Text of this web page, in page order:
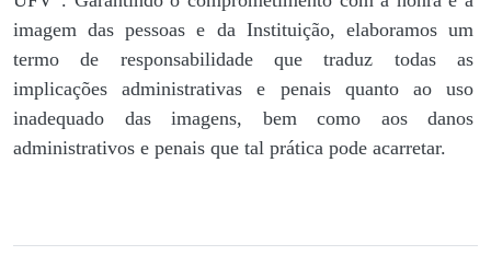
imagem das pessoas e da Instituição, elaboramos um
termo de responsabilidade que traduz todas as
implicações administrativas e penais quanto ao uso
inadequado das imagens, bem como aos danos
administrativos e penais que tal prática pode acarretar.